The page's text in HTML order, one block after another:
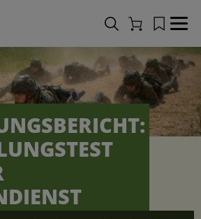
Merkliste